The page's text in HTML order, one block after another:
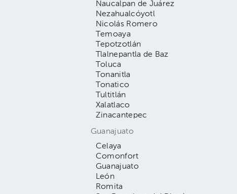
Naucalpan de Juárez
Nezahualcóyotl
Nicolás Romero
Temoaya
Tepotzotlán
Tlalnepantla de Baz
Toluca
Tonanitla
Tonatico
Tultitlán
Xalatlaco
Zinacantepec
Guanajuato
Celaya
Comonfort
Guanajuato
León
Romita